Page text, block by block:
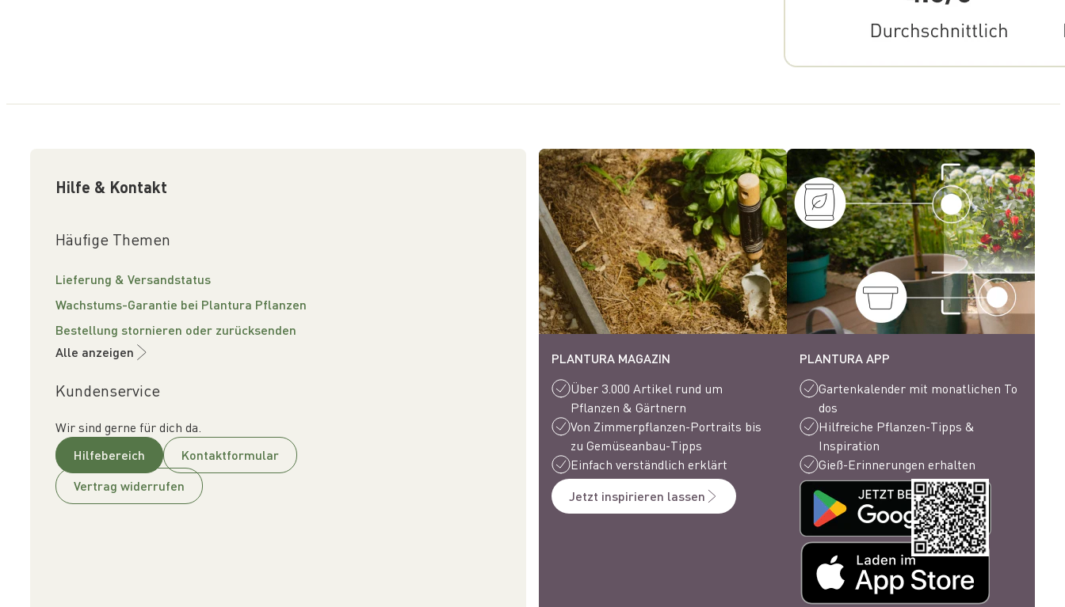
Hilfe & Kontakt
Häufige Themen
Lieferung & Versandstatus
Wachstums-Garantie bei Plantura Pflanzen
Bestellung stornieren oder zurücksenden
Alle anzeigen
Kundenservice
Wir sind gerne für dich da.
Hilfebereich
Kontaktformular
Vertrag widerrufen
PLANTURA MAGAZIN
Über 3.000 Artikel rund um
Pflanzen & Gärtnern
Von Zimmerpflanzen-Portraits bis
zu Gemüseanbau-Tipps
Einfach verständlich erklärt
Jetzt inspirieren lassen
PLANTURA APP
Gartenkalender mit monatlichen To
dos
Hilfreiche Pflanzen-Tipps &
Inspiration
Gieß-Erinnerungen erhalten